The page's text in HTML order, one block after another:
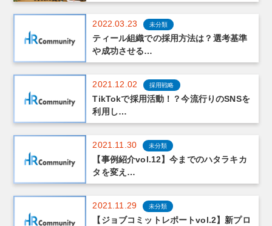
2022.03.23 未分類
ティール組織での採用方法は？選考基準
や成功させる…
2021.12.02 採用戦略
TikTokで採用活動！？今流行りのSNSを
利用し…
2021.11.30 未分類
【事例紹介vol.12】今までのハタラキカ
タを変え…
2021.11.29 未分類
【ジョブコミットレポートvol.2】新プロ